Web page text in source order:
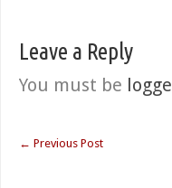
Leave a Reply
You must be
← Previous Post